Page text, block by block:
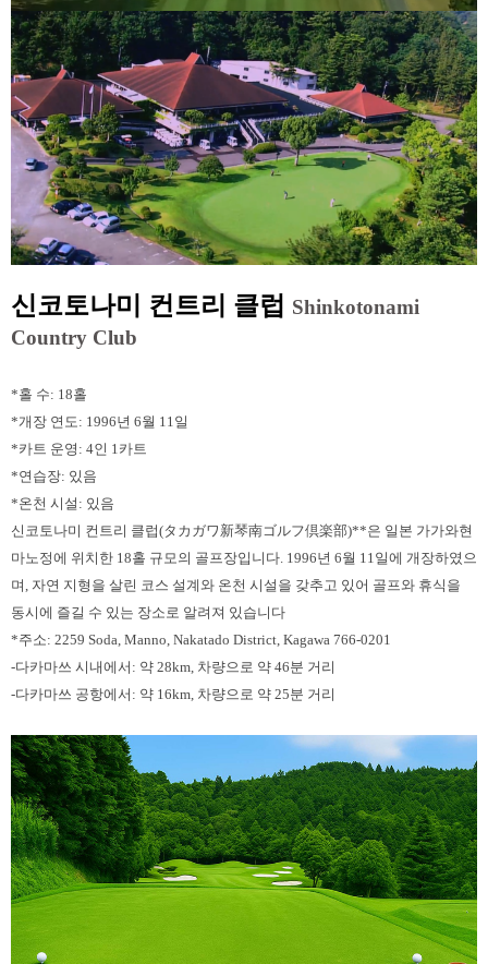
신코토나미 컨트리 클럽 Shinkotonami
Country Club
*홀 수: 18홀
*개장 연도: 1996년 6월 11일
*카트 운영: 4인 1카트
*연습장: 있음
*온천 시설: 있음
신코토나미 컨트리 클럽(タカガワ新琴南ゴルフ倶楽部)**은 일본 가가와현
마노정에 위치한 18홀 규모의 골프장입니다. 1996년 6월 11일에 개장하였으
며, 자연 지형을 살린 코스 설계와 온천 시설을 갖추고 있어 골프와 휴식을
동시에 즐길 수 있는 장소로 알려져 있습니다
*주소: 2259 Soda, Manno, Nakatado District, Kagawa 766-0201
-다카마쓰 시내에서: 약 28km, 차량으로 약 46분 거리
-다카마쓰 공항에서: 약 16km, 차량으로 약 25분 거리